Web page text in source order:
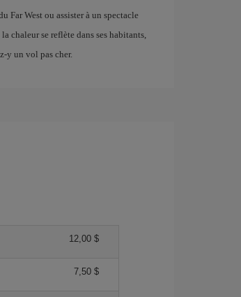
Far West ou assister à un spectacle
chaleur se reflète dans ses habitants,
y un vol pas cher.
12,00 $
7,50 $